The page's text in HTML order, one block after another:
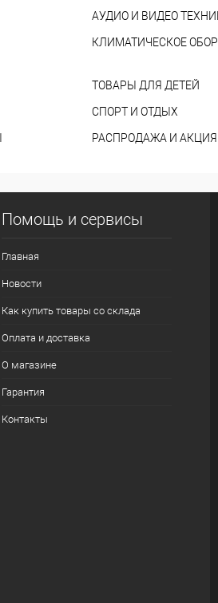
АУДИО И ВИДЕО
КЛИМАТИЧЕСКОЕ
ТОВАРЫ ДЛЯ ДЕТЕЙ
СПОРТ И ОТДЫХ
РАСПРОДАЖА И АКЦИЯ
Помощь и сервисы
Главная
Новости
Как купить товары со склада
Оплата и доставка
О магазине
Гарантия
Контакты